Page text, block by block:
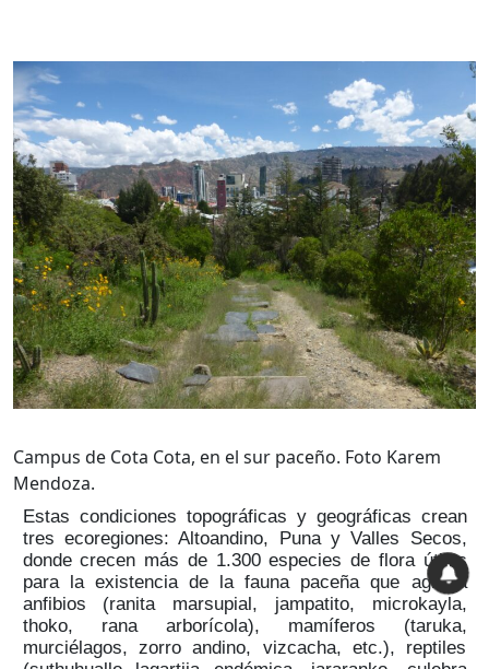
Campus de Cota Cota, en el sur paceño. Foto Karem
Mendoza.
Estas condiciones topográficas y geográficas crean
tres ecoregiones: Altoandino, Puna y Valles Secos,
donde crecen más de 1.300 especies de flora útiles
para la existencia de la fauna paceña que agrupa
anfibios (ranita marsupial, jampatito, microkayla,
thoko, rana arborícola), mamíferos (taruka,
murciélagos, zorro andino, vizcacha, etc.), reptiles